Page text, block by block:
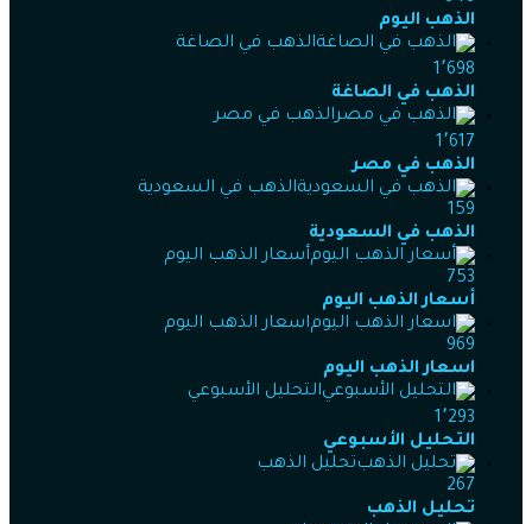
الذهب اليوم
الذهب في الصاغة
1٬698
الذهب في الصاغة
الذهب في مصر
1٬617
الذهب في مصر
الذهب في السعودية
159
الذهب في السعودية
أسعار الذهب اليوم
753
أسعار الذهب اليوم
اسعار الذهب اليوم
969
اسعار الذهب اليوم
التحليل الأسبوعي
1٬293
التحليل الأسبوعي
تحليل الذهب
267
تحليل الذهب